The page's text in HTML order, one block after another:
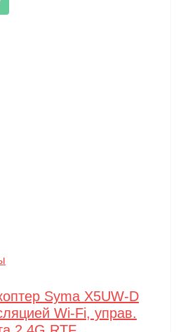
Syma X5UW-D
Wi-Fi, управ.